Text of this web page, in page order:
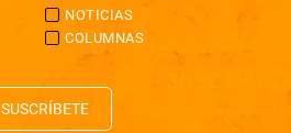
NOTICIAS
COLUMNAS
SUSCRÍBETE